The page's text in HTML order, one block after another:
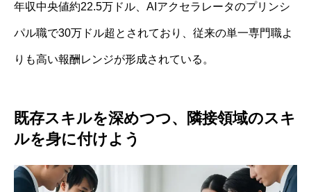
年収中央値約22.5万ドル、AIアクセラレータのプリンシ
パル職で30万ドル超とされており、従来の単一専門職よ
りも高い報酬レンジが形成されている。
既存スキルを深めつつ、隣接領域のスキ
ルを身に付けよう